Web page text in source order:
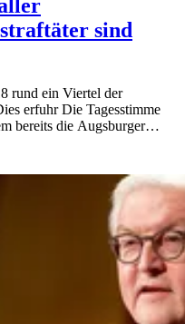
sind
rund ein Viertel der
erfuhr Die Tagesstimme
bereits die Augsburger